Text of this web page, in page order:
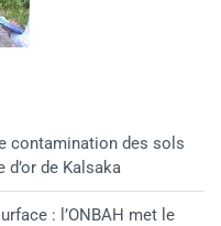
contamination des sols
de Kalsaka
: l’ONBAH met le